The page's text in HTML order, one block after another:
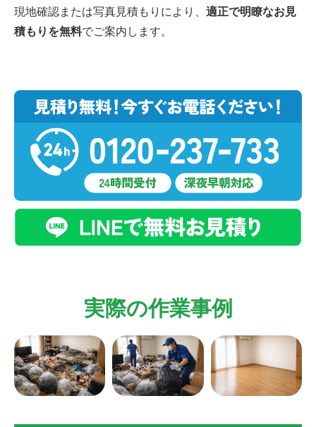
現地確認または写真見積もりにより、 適正で明瞭なお見
積もりを無料でご案内します。
実際の作業事例